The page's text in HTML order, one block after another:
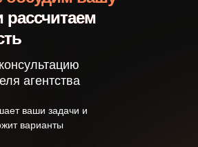
агентства
ваши задачи и
варианты
рассчитаем